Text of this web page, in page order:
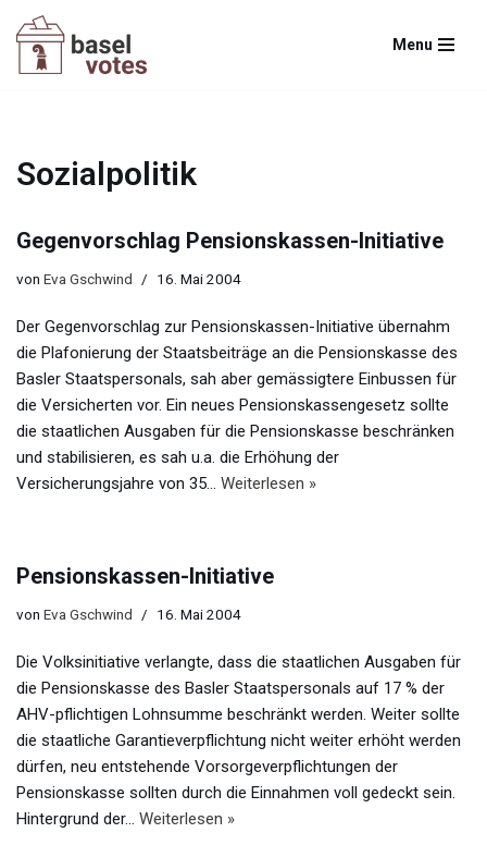
Zum
Menu
Sozialpolitik
Gegenvorschlag Pensionskassen-Initiative
von Eva Gschwind 16. Mai 2004
Der Gegenvorschlag zur Pensionskassen-Initiative übernahm
die Plafonierung der Staatsbeiträge an die Pensionskasse des
Basler Staatspersonals, sah aber gemässigtere Einbussen für
die Versicherten vor. Ein neues Pensionskassengesetz sollte
die staatlichen Ausgaben für die Pensionskasse beschränken
und stabilisieren, es sah u.a. die Erhöhung der
Versicherungsjahre von 35… Weiterlesen »
Pensionskassen-Initiative
von Eva Gschwind 16. Mai 2004
Die Volksinitiative verlangte, dass die staatlichen Ausgaben für
die Pensionskasse des Basler Staatspersonals auf 17 % der
AHV-pflichtigen Lohnsumme beschränkt werden. Weiter sollte
die staatliche Garantieverpflichtung nicht weiter erhöht werden
dürfen, neu entstehende Vorsorgeverpflichtungen der
Pensionskasse sollten durch die Einnahmen voll gedeckt sein.
Hintergrund der… Weiterlesen »